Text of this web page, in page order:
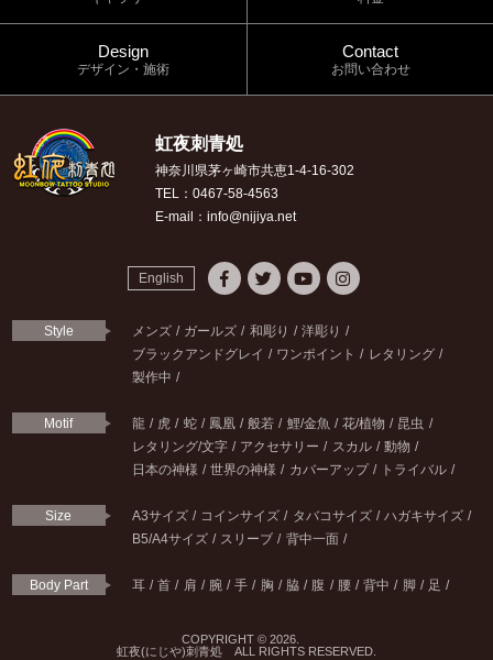
Design
デザイン・施術
Contact
お問い合わせ
虹夜刺青処
神奈川県茅ヶ崎市共恵1-4-16-302
TEL：0467-58-4563
E-mail：info@nijiya.net
English
Style メンズ ガールズ 和彫り
洋彫り
ブラックアンドグレイ
ワンポイント
レタリング
製作中
Motif 龍 虎 蛇 鳳凰 般若 鯉/金魚 花/植物
昆虫
レタリング/文字
アクセサリー スカル
動物
日本の神様
世界の神様 カバーアップ トライバル
Size A3サイズ コインサイズ タバコサイズ
ハガキサイズ
B5/A4サイズ
スリーブ 背中一面
Body Part 耳 首 肩 腕 手 胸 脇 腹 腰 背中 脚 足
COPYRIGHT © 2026.
虹夜(にじや)刺青処 ALL RIGHTS RESERVED.